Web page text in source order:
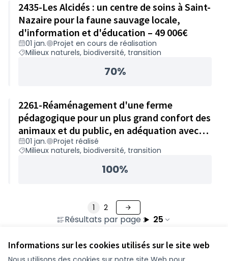
Informations sur les cookies utilisés sur le site web
2435-Les Alcidés : un centre de soins à Saint-
Nazaire pour la faune sauvage locale,
d'information et d'éducation – 49 006€
01 jan.
Projet en cours de réalisation
Milieux naturels, biodiversité, transition
70%
2261-Réaménagement d'une ferme
pédagogique pour un plus grand confort des
animaux et du public, en adéquation avec
les changements climatiques – 49 843€
01 jan.
Projet réalisé
Milieux naturels, biodiversité, transition
100%
Résultats par page : 25
1 2